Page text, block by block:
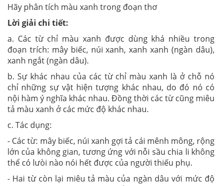
Hãy phân tích màu xanh trong đoạn thơ
Lời giải chi tiết:
a. Các từ chỉ màu xanh được dùng khá nhiều trong
đoạn trích: mây biếc, núi xanh, xanh xanh (ngàn dâu),
xanh ngắt (ngàn dâu).
b. Sự khác nhau của các từ chỉ màu xanh là ở chỗ nó
chỉ những sự vật hiện tượng khác nhau, do đó nó có
nội hàm ý nghĩa khác nhau. Đồng thời các từ cũng miêu
tả màu xanh ở các mức độ khác nhau.
c. Tác dụng:
- Các từ: mây biếc, núi xanh gợi tả cái mênh mông, rộng
lớn của không gian, tương ứng với nỗi sầu chia li không
thể có lưòi nào nói hết được của người thiếu phụ.
- Hai từ còn lại miêu tả màu của ngàn dâu với mức độ